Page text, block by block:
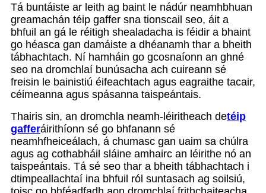
Tá buntáiste ar leith ag baint le nádúr neamhbhuan
greamachán téip gaffer sna tionscail seo, áit a
bhfuil an gá le réitigh shealadacha is féidir a bhaint
go héasca gan damáiste a dhéanamh thar a bheith
tábhachtach. Ní hamháin go gcosnaíonn an ghné
seo na dromchlaí bunúsacha ach cuireann sé
freisin le bainistiú éifeachtach agus eagraithe tacair,
céimeanna agus spásanna taispeántais.
Thairis sin, an dromchla neamh-léiritheach detéip
gafferáirithíonn sé go bhfanann sé
neamhfheiceálach, á chumasc gan uaim sa chúlra
agus ag cothabháil sláine amhairc an léirithe nó an
taispeántais. Tá sé seo thar a bheith tábhachtach i
dtimpeallachtaí ina bhfuil ról suntasach ag soilsiú,